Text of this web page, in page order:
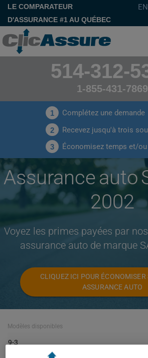
LE COMPARATEUR
D'ASSURANCE #1 AU QUÉBEC
EN
514-312-
1-855-431-7869
1 Complétez une demande
2 Recevez jusqu'à trois
3 Économisez temps et/
Assurance auto
2002
Voyez les primes payées par
assurance auto de marque
CLIQUEZ ICI POUR ÉCONOMISER
ASSURANCE AUTO
Modèles disponibles
9-3